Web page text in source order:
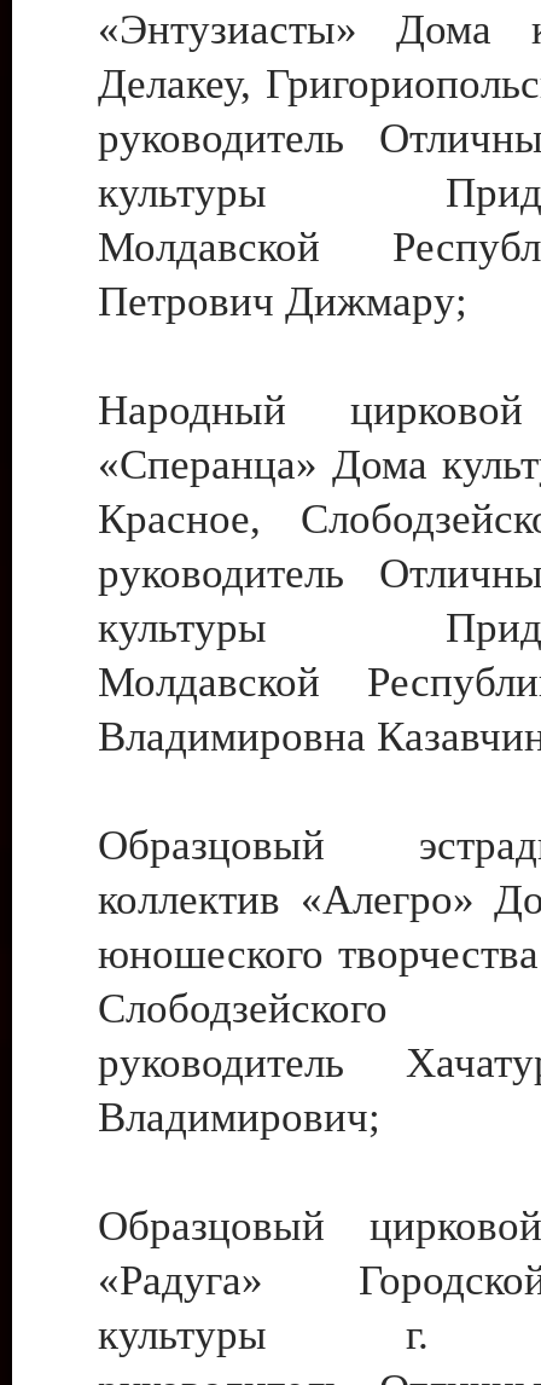
«Энтузиасты» Дома
Делакеу,
руководитель
культуры
Молдавской
Петрович Дижмару;
Народный цирковой
«Сперанца» Дома
Красное,
руководитель
культуры
Молдавской
Владимировна
Образцовый
коллектив «Алегро»
юношеского
руководитель
Владимирович;
Образцовый
«Радуга»
культуры г.